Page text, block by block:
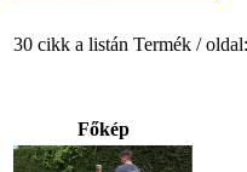
30 cikk a listán Termék /
Főkép